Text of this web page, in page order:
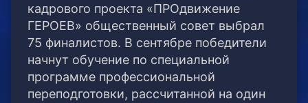
кадрового проекта «ПРОдвижение
ГЕРОЕВ» общественный совет выбрал
75 финалистов. В сентябре победители
начнут обучение по специальной
программе профессиональной
переподготовки, рассчитанной на один